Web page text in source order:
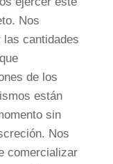
Nos
cantidades
de los
están
sin
Nos
comercializar